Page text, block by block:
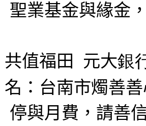
聖業基金與緣金
共值福田
元大銀
名：台南市燭善
停與月費，請善